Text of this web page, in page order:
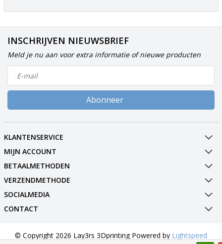
INSCHRIJVEN NIEUWSBRIEF
Meld je nu aan voor extra informatie of nieuwe producten
Abonneer
KLANTENSERVICE
MIJN ACCOUNT
BETAALMETHODEN
VERZENDMETHODE
SOCIALMEDIA
CONTACT
© Copyright 2026 Lay3rs 3Dprinting Powered by Lightspeed